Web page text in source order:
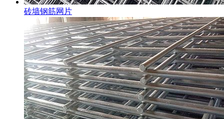
砖墙钢筋网片